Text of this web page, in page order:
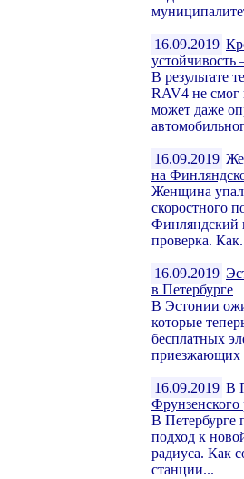
16.09.2019
В результате
RAV4 не смог
может даже
16.09.2019
на
Женщина
скоростного
Финляндский
проверка.
16.09.2019
в Петербурге
В Эстонии
которые
бесплатных
приезжающих
16.09.2019 В
Фрунзенского
В Петербурге
подход к
радиуса. Как
станции...